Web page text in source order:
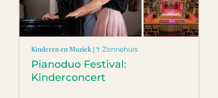
Kinderen en Muziek | 't Zonnehuis
Pianoduo Festival:
Kinderconcert